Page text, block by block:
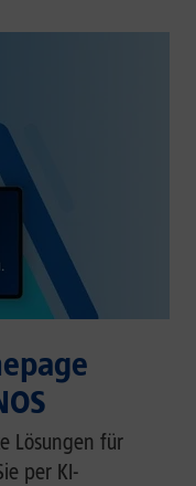
Lösungen für
per KI-